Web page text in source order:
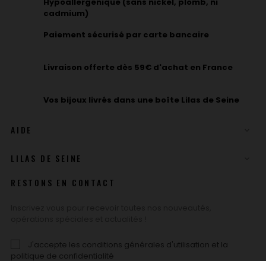
cadmium)
Paiement sécurisé par carte bancaire
Livraison offerte dès 59€ d'achat en France
Vos bijoux livrés dans une boîte Lilas de Seine
AIDE
LILAS DE SEINE
RESTONS EN CONTACT
J'accepte les conditions générales d'utilisation et la
politique de confidentialité